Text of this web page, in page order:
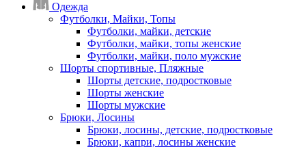
Одежда
Футболки, Майки, Топы
Футболки, майки, детские
Футболки, майки, топы женские
Футболки, майки, поло мужские
Шорты спортивные, Пляжные
Шорты детские, подростковые
Шорты женские
Шорты мужские
Брюки, Лосины
Брюки, лосины, детские, подростковые
Брюки, капри, лосины женские